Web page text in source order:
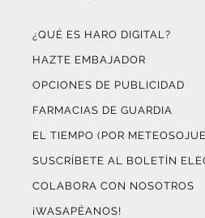
¿QUÉ ES HARO DIGITAL?
HAZTE EMBAJADOR
OPCIONES DE PUBLICIDAD
FARMACIAS DE GUARDIA
EL TIEMPO (POR
SUSCRÍBETE AL BOLETÍN
COLABORA CON NOSOTROS
¡WASAPÉANOS!